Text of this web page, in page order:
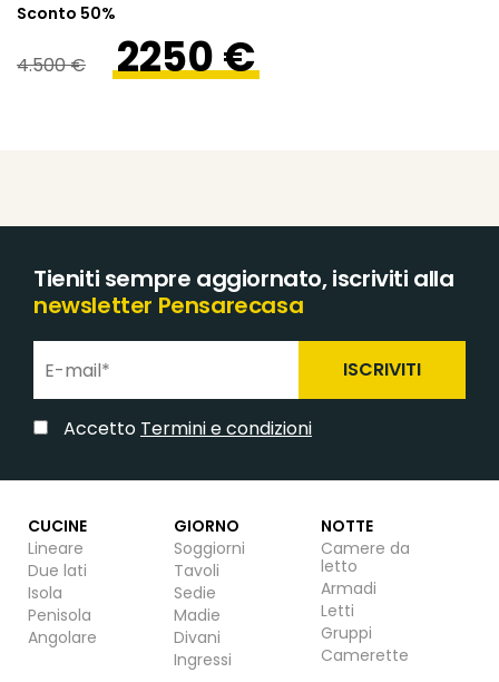
Sconto 50%
4.500 € 2250 €
Tieniti sempre aggiornato, iscriviti alla
newsletter Pensarecasa
ISCRIVITI
Accetto Termini e condizioni
CUCINE
Lineare
Due lati
Isola
Penisola
Angolare
GIORNO
Soggiorni
Tavoli
Sedie
Madie
Divani
Ingressi
NOTTE
Camere da
letto
Armadi
Letti
Gruppi
Camerette